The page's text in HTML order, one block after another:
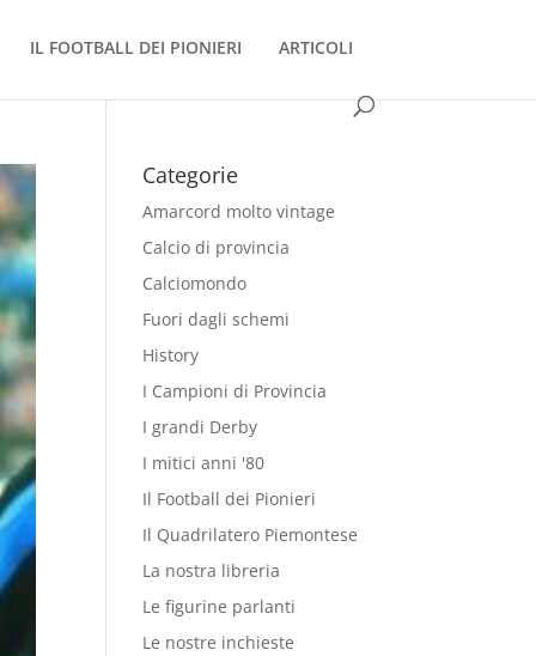
IL FOOTBALL DEI PIONIERI ARTICOLI
Categorie
Amarcord molto vintage
Calcio di provincia
Calciomondo
Fuori dagli schemi
History
I Campioni di Provincia
I grandi Derby
I mitici anni '80
Il Football dei Pionieri
Il Quadrilatero Piemontese
La nostra libreria
Le figurine parlanti
Le nostre inchieste